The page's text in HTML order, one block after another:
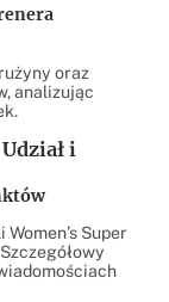
oraz
analizując
i
Super